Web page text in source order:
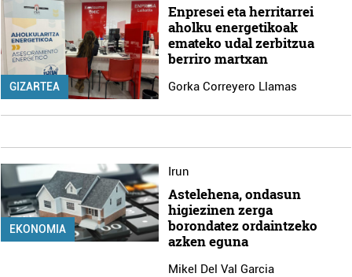
GIZARTEA
Enpresei eta herritarrei
aholku energetikoak
emateko udal zerbitzua
berriro martxan
Gorka Correyero Llamas
EKONOMIA
Irun
Astelehena, ondasun
higiezinen zerga
borondatez ordaintzeko
azken eguna
Mikel Del Val Garcia